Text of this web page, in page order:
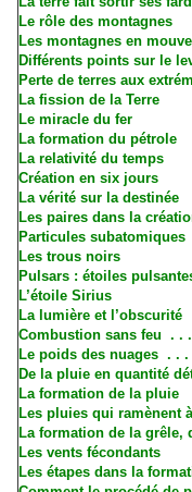
Le rôle des montagnes
Les montagnes en
Différents points sur le
Perte de terres aux
La fission de la Terre
Le miracle du fer
La formation du pétrole
La relativité du temps
Création en six jours
La vérité sur la destinée
Les paires dans la
Particules subatomiques
Les trous noirs
Pulsars : étoiles
L’étoile Sirius
La lumière et l’obscurité
Combustion sans feu . . .
Le poids des nuages . . .
De la pluie en quantité
La formation de la pluie
Les pluies qui ramènent
La formation de la grêle,
Les vents fécondants
Les étapes dans la